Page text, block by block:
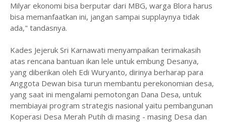
Milyar ekonomi bisa berputar dari MBG, warga Blora harus
bisa memanfaatkan ini, jangan sampai supplaynya tidak
ada," tandasnya.
Kades Jejeruk Sri Karnawati menyampaikan terimakasih
atas rencana bantuan ikan lele untuk embung Desanya,
yang diberikan oleh Edi Wuryanto, dirinya berharap para
Anggota Dewan bisa turun membantu perekonomian desa,
yang saat ini mengalami pemotongan Dana Desa, untuk
membiayai program strategis nasional yaitu pembangunan
Koperasi Desa Merah Putih di masing - masing Desa dan